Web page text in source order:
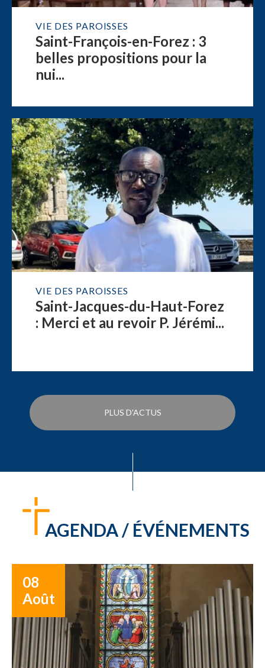
VIE DES PAROISSES
Saint-François-en-Forez : 3
belles propositions pour la
nui...
VIE DES PAROISSES
Saint-Jacques-du-Haut-Forez
: Merci et au revoir P. Jérémi...
PLUS D'ACTUS
AGENDA / ÉVÉNEMENTS
08
Août